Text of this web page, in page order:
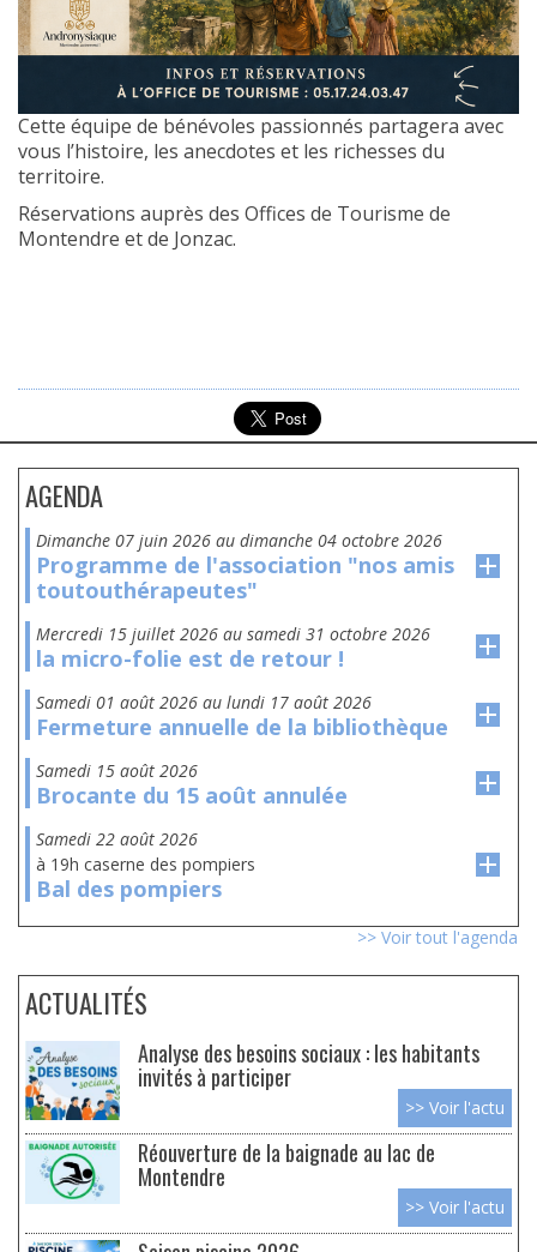
Cette équipe de bénévoles passionnés partagera avec
vous l’histoire, les anecdotes et les richesses du
territoire.
Réservations auprès des Offices de Tourisme de
Montendre et de Jonzac.
AGENDA
dimanche 07 juin 2026 au dimanche 04 octobre 2026
Programme de l'association "nos amis
toutouthérapeutes"
mercredi 15 juillet 2026 au samedi 31 octobre 2026
la micro-folie est de retour !
samedi 01 août 2026 au lundi 17 août 2026
Fermeture annuelle de la bibliothèque
samedi 15 août 2026
Brocante du 15 août annulée
samedi 22 août 2026
à 19h caserne des pompiers
Bal des pompiers
>> Voir tout l'agenda
ACTUALITÉS
Analyse des besoins sociaux : les habitants
invités à participer
>> Voir l'actu
Réouverture de la baignade au lac de
Montendre
>> Voir l'actu